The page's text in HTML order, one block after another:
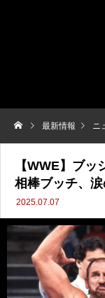
最新情報 ニ
【WWE】ブ
相棒ブッチ、
2025.07.07